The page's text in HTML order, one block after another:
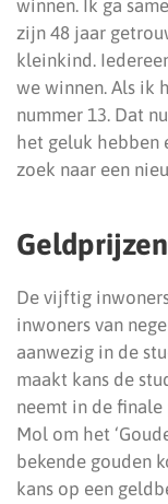
winnen. Ik ga
zijn 48 jaar
kleinkind.
we winnen. Als ik
nummer 13. Dat
het geluk hebben
zoek naar een
Geldprijzen
De vijftig
inwoners van
aanwezig in de
maakt kans de
neemt in de finale
Mol om het
bekende gouden
kans op een